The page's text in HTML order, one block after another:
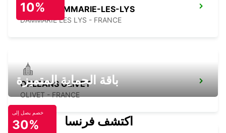
MELUN DAMMARIE-LES-LYS
DAMMARIE LES LYS - FRANCE
ORLEANS OLIVET
OLIVET - FRANCE
10%
باقة الحماية المتميزة
خصم يصل إلى
30% اكتشف فرنسا